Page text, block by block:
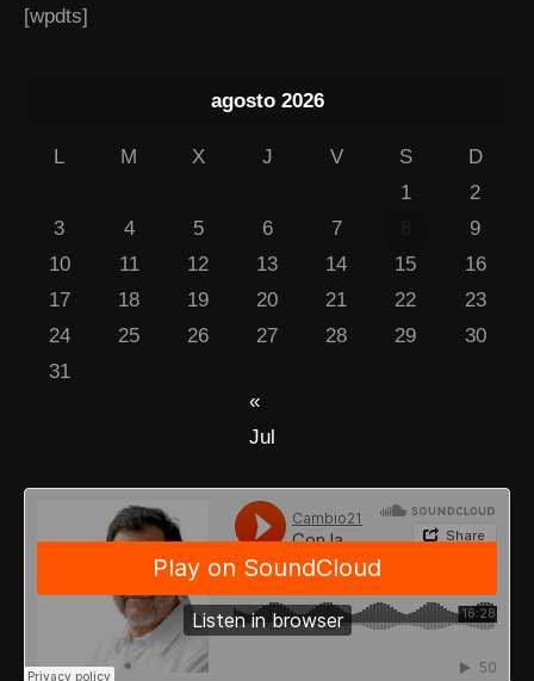
[wpdts]
agosto 2026
L M X J V S
D
1
2
3
4 5 6 7
9
10
11 12 13 14 15
16
17
18 19 20 21 22
23
24
25 26 27 28 29
30
31
«
Jul